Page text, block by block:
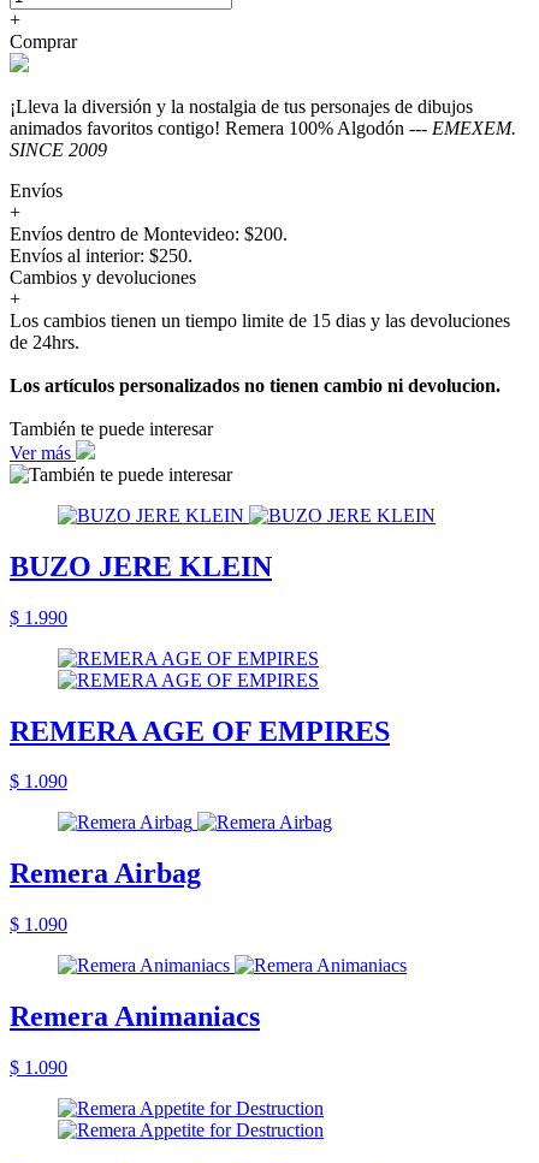
+
Comprar
¡Lleva la diversión y la nostalgia de tus personajes de dibujos
animados favoritos contigo! Remera 100% Algodón --- EMEXEM.
SINCE 2009
Envíos
+
Envíos dentro de Montevideo: $200.
Envíos al interior: $250.
Cambios y devoluciones
+
Los cambios tienen un tiempo limite de 15 dias y las devoluciones
de 24hrs.
Los artículos personalizados no tienen cambio ni devolucion.
También te puede interesar
Ver más
BUZO JERE KLEIN
$ 1.990
REMERA AGE OF EMPIRES
$ 1.090
Remera Airbag
$ 1.090
Remera Animaniacs
$ 1.090